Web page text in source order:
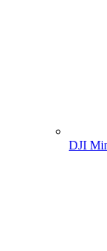
DJI